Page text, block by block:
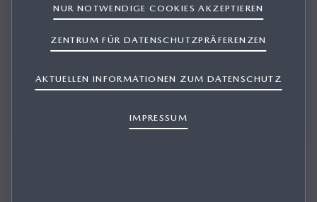
PROBEFAHRT BUCHEN
OFFERTE ANFORDERN
SERVICE BUCHEN
AKTUELLEN INFORMATIONEN ZUM DATENSCHUTZ
IMPRESSUM
ZENTRUM FÜR DATENSCHUTZPRÄFERENZEN
NUR NOTWENDIGE COOKIES AKZEPTIEREN